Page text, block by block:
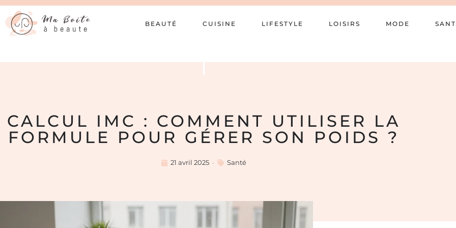
BEAUTÉ CUISINE LIFESTYLE LOISIRS MODE
CALCUL IMC : COMMENT UTILISER LA
FORMULE POUR GÉRER SON POIDS ?
21 avril 2025 Santé